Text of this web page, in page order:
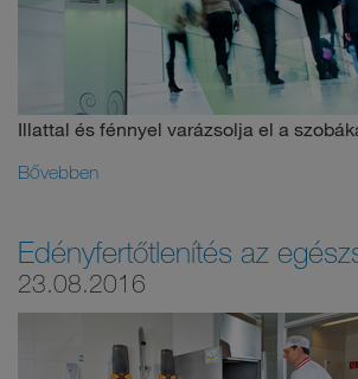
Illattal és fénnyel varázsolja el a
Bővebben
Edényfertőtlenítés az
23.08.2016